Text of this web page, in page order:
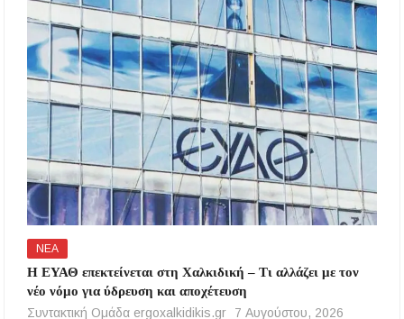
ΝΕΑ
Η ΕΥΑΘ επεκτείνεται στη Χαλκιδική – Τι αλλάζει με τον
νέο νόμο για ύδρευση και αποχέτευση
Συντακτική Ομάδα ergoxalkidikis.gr
7 Αυγούστου, 2026